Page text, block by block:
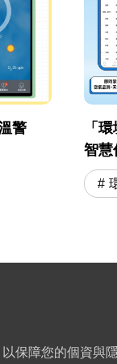
警
「
智慧
保障您的個資與隱